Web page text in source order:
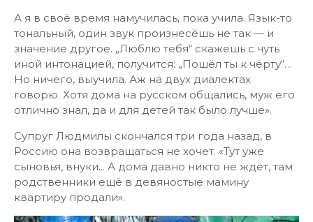
А я в своё время намучилась, пока учила. Язык-то
тональный, один звук произнесёшь не так — и
значение другое. „Люблю тебя“ скажешь с чуть
иной интонацией, получится: „Пошёл ты к чёрту“…
Но ничего, выучила. Аж на двух диалектах
говорю. Хотя дома на русском общались, муж его
отлично знал, да и для детей так было лучше».
Супруг Людмилы скончался три года назад, в
Россию она возвращаться не хочет. «Тут уже
сыновья, внуки... А дома давно никто не ждёт, там
родственники ещё в девяностые мамину
квартиру продали».